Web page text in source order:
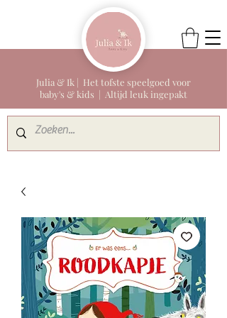
Julia & Ik | Het tofste speelgoed voor
baby's & kids | Altijd leuk ingepakt